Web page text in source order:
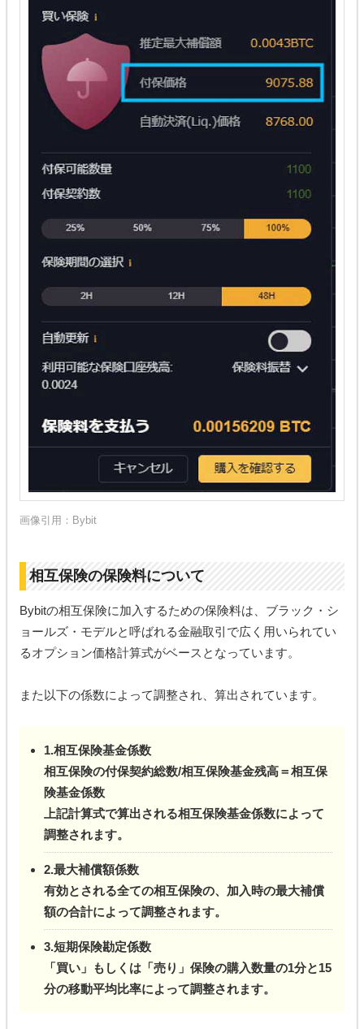
画像引用：Bybit
相互保険の保険料について
Bybitの相互保険に加入するための保険料は、ブラック・シ
ョールズ・モデルと呼ばれる金融取引で広く用いられてい
るオプション価格計算式がベースとなっています。
また以下の係数によって調整され、算出されています。
1.相互保険基金係数
相互保険の付保契約総数/相互保険基金残高＝相互保
険基金係数
上記計算式で算出される相互保険基金係数によって
調整されます。
2.最大補償額係数
有効とされる全ての相互保険の、加入時の最大補償
額の合計によって調整されます。
3.短期保険勘定係数
「買い」もしくは「売り」保険の購入数量の1分と15
分の移動平均比率によって調整されます。